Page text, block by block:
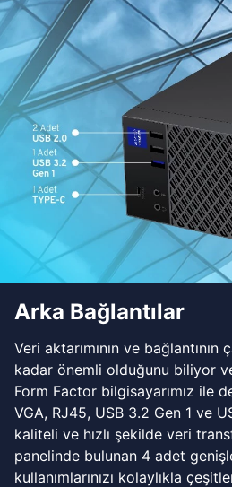
Arka Bağlantılar
Veri aktarımının ve bağlantının
kadar önemli olduğunu biliyor
Form Factor bilgisayarımız ile
VGA, RJ45, USB 3.2 Gen 1 ve
kaliteli ve hızlı şekilde veri
panelinde bulunan 4 adet
kullanımlarınızı kolaylıkla